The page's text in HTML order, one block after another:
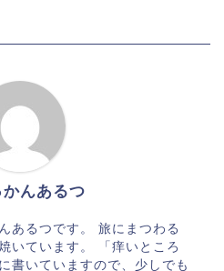
かんあるつ
あるつです。 旅にまつわる
いています。 「痒いところ
書いていますので、少しでも